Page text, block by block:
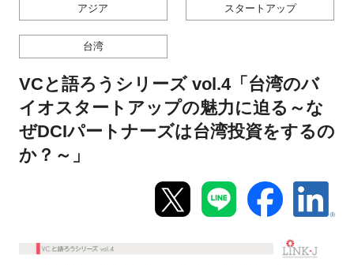
お問い合わせ
マイページ
プログラム
アジア スタートアップ
台湾
VCと語ろうシリーズ vol.4「台湾のバ
イオスタートアップの魅力に迫る～な
ぜDCIパートナーズは台湾投資をするの
か？～」